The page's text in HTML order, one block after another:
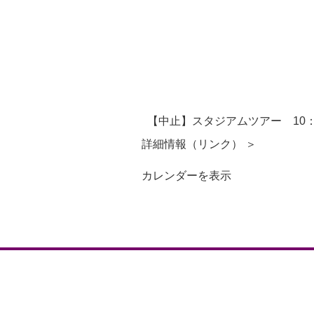
【中止】スタジアムツアー 10
詳細情報（リンク） ＞
カレンダーを表示